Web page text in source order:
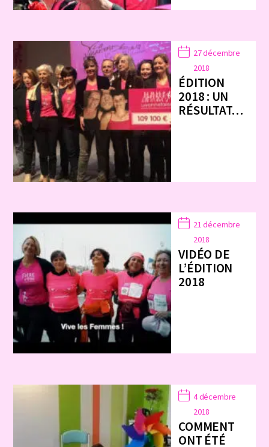
27 décembre
2018
ÉDITION
2018 : UN
RÉSULTAT…
21 décembre
2018
VIDÉO DE
L’ÉDITION
2018
4 décembre
2018
COMMENT
ONT ÉTÉ